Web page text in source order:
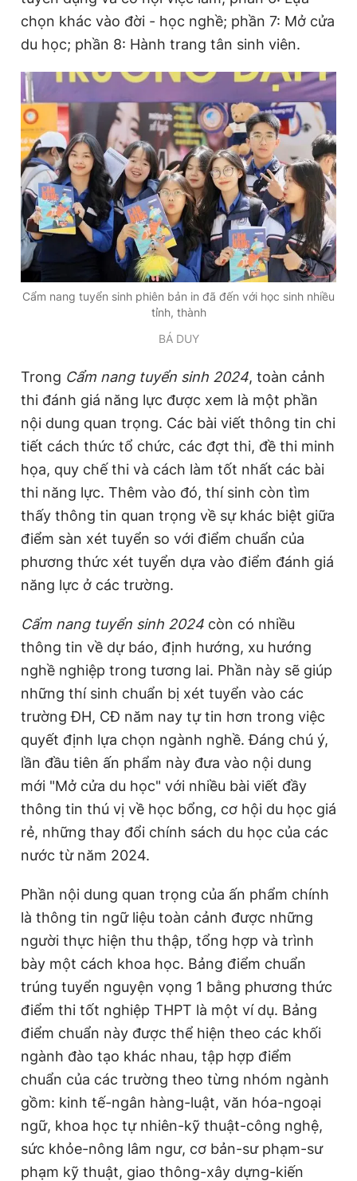
chọn khác vào đời - học nghề; phần 7: Mở cửa
du học; phần 8: Hành trang tân sinh viên.
Cẩm nang tuyển sinh phiên bản in đã đến với học sinh nhiều
tỉnh, thành
BÁ DUY
Trong Cẩm nang tuyển sinh 2024, toàn cảnh
thi đánh giá năng lực được xem là một phần
nội dung quan trọng. Các bài viết thông tin chi
tiết cách thức tổ chức, các đợt thi, đề thi minh
họa, quy chế thi và cách làm tốt nhất các bài
thi năng lực. Thêm vào đó, thí sinh còn tìm
thấy thông tin quan trọng về sự khác biệt giữa
điểm sàn xét tuyển so với điểm chuẩn của
phương thức xét tuyển dựa vào điểm đánh giá
năng lực ở các trường.
Cẩm nang tuyển sinh 2024 còn có nhiều
thông tin về dự báo, định hướng, xu hướng
nghề nghiệp trong tương lai. Phần này sẽ giúp
những thí sinh chuẩn bị xét tuyển vào các
trường ĐH, CĐ năm nay tự tin hơn trong việc
quyết định lựa chọn ngành nghề. Đáng chú ý,
lần đầu tiên ấn phẩm này đưa vào nội dung
mới "Mở cửa du học" với nhiều bài viết đầy
thông tin thú vị về học bổng, cơ hội du học giá
rẻ, những thay đổi chính sách du học của các
nước từ năm 2024.
Phần nội dung quan trọng của ấn phẩm chính
là thông tin ngữ liệu toàn cảnh được những
người thực hiện thu thập, tổng hợp và trình
bày một cách khoa học. Bảng điểm chuẩn
trúng tuyển nguyện vọng 1 bằng phương thức
điểm thi tốt nghiệp THPT là một ví dụ. Bảng
điểm chuẩn này được thể hiện theo các khối
ngành đào tạo khác nhau, tập hợp điểm
chuẩn của các trường theo từng nhóm ngành
gồm: kinh tế-ngân hàng-luật, văn hóa-ngoại
ngữ, khoa học tự nhiên-kỹ thuật-công nghệ,
sức khỏe-nông lâm ngư, cơ bản-sư phạm-sư
phạm kỹ thuật, giao thông-xây dựng-kiến